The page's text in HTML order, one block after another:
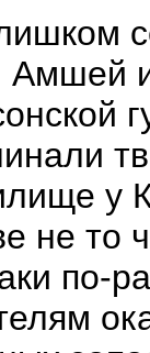
Амшей
у
не
по-